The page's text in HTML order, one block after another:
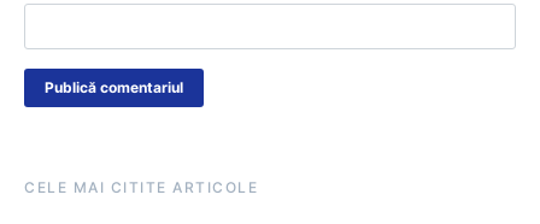
CELE MAI CITITE ARTICOLE